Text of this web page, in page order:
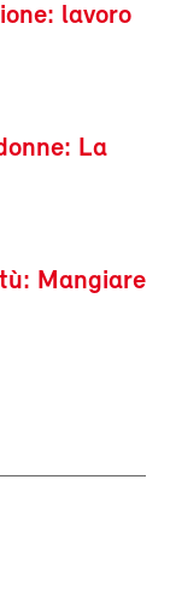
lavoro
La
Mangiare